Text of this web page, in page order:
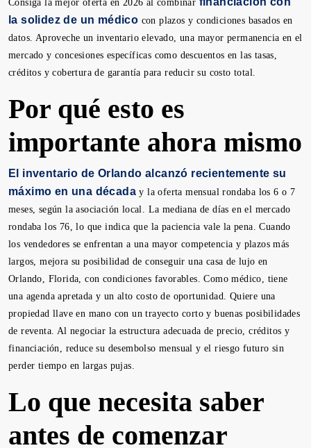
Consiga la mejor oferta en 2026 al combinar
la solidez de un médico con plazos y condiciones basados ​​en
datos. Aproveche un inventario elevado, una mayor permanencia en el
mercado y concesiones específicas como descuentos en las tasas,
créditos y cobertura de garantía para reducir su costo total.
Por qué esto es
importante ahora mismo
El inventario de Orlando alcanzó recientemente su
máximo en una década y la oferta mensual rondaba los 6 o 7
meses, según la asociación local. La mediana de días en el mercado
rondaba los 76, lo que indica que la paciencia vale la pena. Cuando
los vendedores se enfrentan a una mayor competencia y plazos más
largos, mejora su posibilidad de conseguir una casa de lujo en
Orlando, Florida, con condiciones favorables. Como médico, tiene
una agenda apretada y un alto costo de oportunidad. Quiere una
propiedad llave en mano con un trayecto corto y buenas posibilidades
de reventa. Al negociar la estructura adecuada de precio, créditos y
financiación, reduce su desembolso mensual y el riesgo futuro sin
perder tiempo en largas pujas.
Lo que necesita saber
antes de comenzar